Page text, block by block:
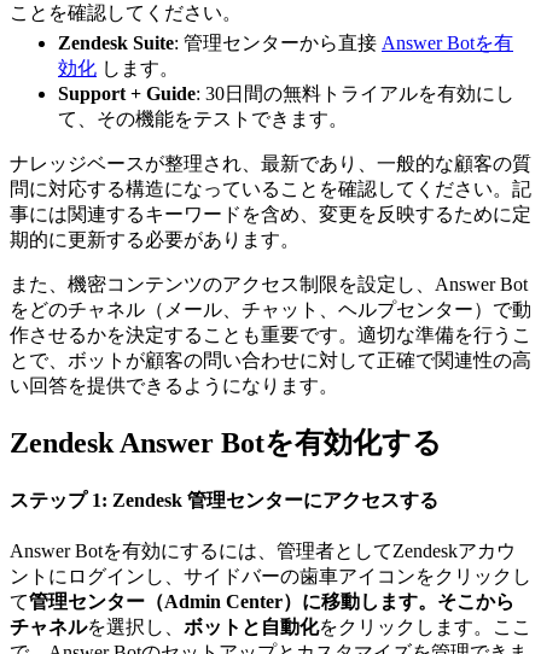
ことを確認してください。
Zendesk Suite: 管理センターから直接 Answer Botを有
効化 します。
Support + Guide: 30日間の無料トライアルを有効にし
て、その機能をテストできます。
ナレッジベースが整理され、最新であり、一般的な顧客の質
問に対応する構造になっていることを確認してください。記
事には関連するキーワードを含め、変更を反映するために定
期的に更新する必要があります。
また、機密コンテンツのアクセス制限を設定し、Answer Bot
をどのチャネル（メール、チャット、ヘルプセンター）で動
作させるかを決定することも重要です。適切な準備を行うこ
とで、ボットが顧客の問い合わせに対して正確で関連性の高
い回答を提供できるようになります。
Zendesk Answer Botを有効化する
ステップ 1: Zendesk 管理センターにアクセスする
Answer Botを有効にするには、管理者としてZendeskアカウ
ントにログインし、サイドバーの歯車アイコンをクリックし
て管理センター（Admin Center） に移動します。そこから
チャネルを選択し、 ボットと自動化をクリックします。ここ